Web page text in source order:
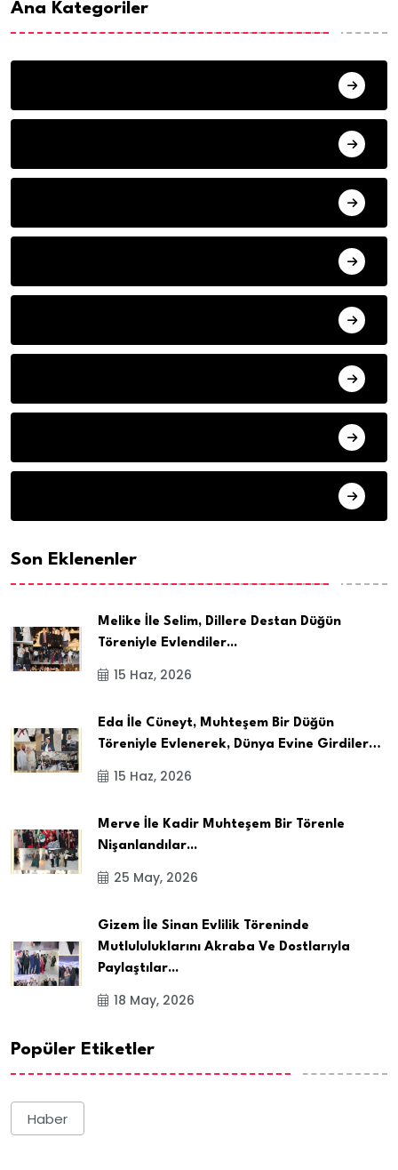
Ana Kategoriler
Son Eklenenler
Melike İle Selim, Dillere Destan Düğün
Töreniyle Evlendiler...
15 Haz, 2026
Eda İle Cüneyt, Muhteşem Bir Düğün
Töreniyle Evlenerek, Dünya Evine Girdiler…
15 Haz, 2026
Merve İle Kadir Muhteşem Bir Törenle
Nişanlandılar...
25 May, 2026
Gizem İle Sinan Evlilik Töreninde
Mutlululuklarını Akraba Ve Dostlarıyla
Paylaştılar...
18 May, 2026
Popüler Etiketler
Haber